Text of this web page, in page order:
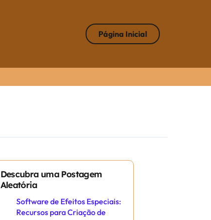
Página Inicial
Descubra uma Postagem
Aleatória
Software de Efeitos Especiais:
Recursos para Criação de